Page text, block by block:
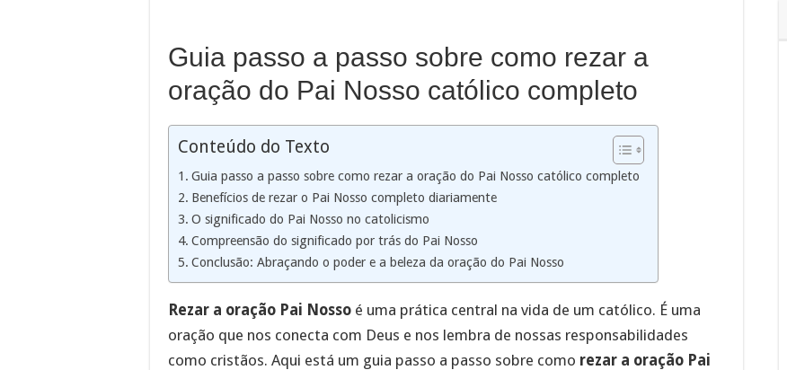
Guia passo a passo sobre como rezar a
oração do Pai Nosso católico completo
Conteúdo do Texto
Guia passo a passo sobre como rezar a oração do Pai Nosso católico completo
Benefícios de rezar o Pai Nosso completo diariamente
O significado do Pai Nosso no catolicismo
Compreensão do significado por trás do Pai Nosso
Conclusão: Abraçando o poder e a beleza da oração do Pai Nosso
Rezar a oração Pai Nosso é uma prática central na vida de um católico. É uma
oração que nos conecta com Deus e nos lembra de nossas responsabilidades
como cristãos. Aqui está um guia passo a passo sobre como rezar a oração Pai